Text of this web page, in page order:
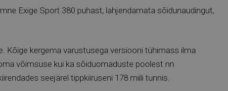
Exige Sport 380 puhast, lahjendamata sõidunaudingut,
Kõige kergema varustusega versiooni tühimass ilma
võimsuse kui ka sõiduomaduste poolest nn
seejärel tippkiiruseni 178 miili tunnis.